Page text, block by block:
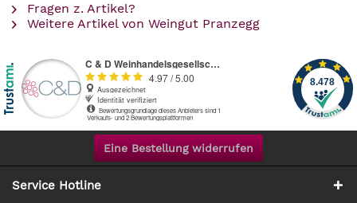
Fragen z. Artikel?
Weitere Artikel von Weingut Pranzegg
Eine Bestellung widerrufen
Service Hotline